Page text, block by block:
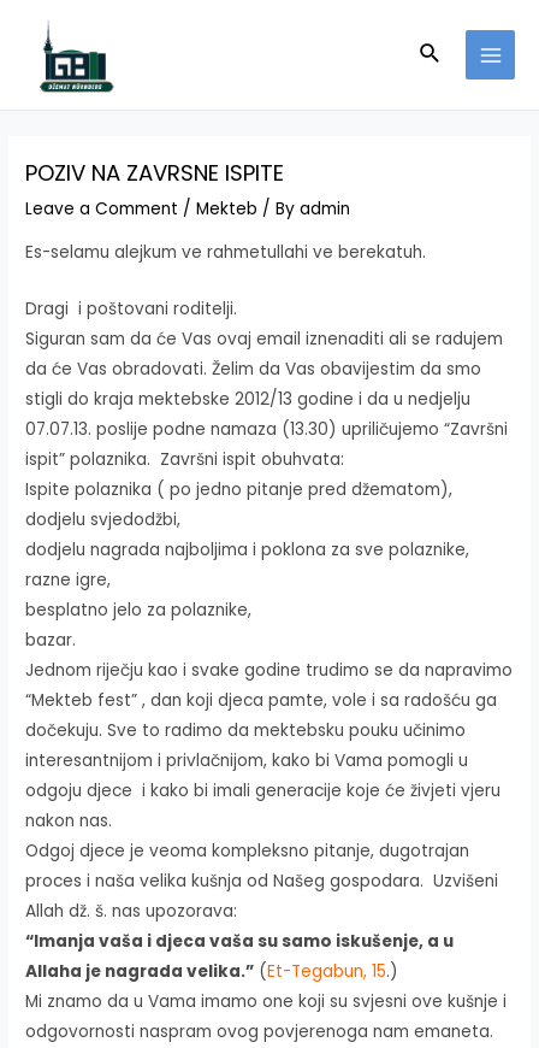
content
Search
POZIV NA ZAVRSNE ISPITE
Leave a Comment /Mekteb / Byadmin
Es-selamu alejkum ve rahmetullahi ve berekatuh.
Dragi i poštovani roditelji.
Siguran sam da će Vas ovaj email iznenaditi ali se radujem
da će Vas obradovati. Želim da Vas obavijestim da smo
stigli do kraja mektebske 2012/13 godine i da u nedjelju
07.07.13. poslije podne namaza (13.30) upriličujemo “Završni
ispit” polaznika. Završni ispit obuhvata:
Ispite polaznika ( po jedno pitanje pred džematom),
dodjelu svjedodžbi,
dodjelu nagrada najboljima i poklona za sve polaznike,
razne igre,
besplatno jelo za polaznike,
bazar.
Jednom riječju kao i svake godine trudimo se da napravimo
“Mekteb fest” , dan koji djeca pamte, vole i sa radošću ga
dočekuju. Sve to radimo da mektebsku pouku učinimo
interesantnijom i privlačnijom, kako bi Vama pomogli u
odgoju djece i kako bi imali generacije koje će živjeti vjeru
nakon nas.
Odgoj djece je veoma kompleksno pitanje, dugotrajan
proces i naša velika kušnja od Našeg gospodara. Uzvišeni
Allah dž. š. nas upozorava:
“Imanja vaša i djeca vaša su samo iskušenje, a u
Allaha je nagrada velika.” (Et-Tegabun, 15.)
Mi znamo da u Vama imamo one koji su svjesni ove kušnje i
odgovornosti naspram ovog povjerenoga nam emaneta.